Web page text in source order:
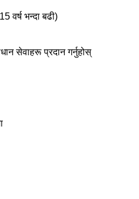
वर्ष भन्दा बढी)
सेवाहरू प्रदान गर्नुहोस्